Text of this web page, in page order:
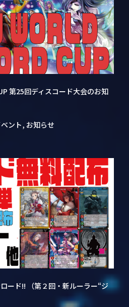
第25回ディスコード大会のお知
ント, お知らせ
ード!! （第２回・新ルーラー“ジ